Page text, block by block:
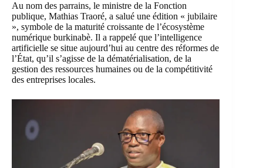
Au nom des parrains, le ministre de la Fonction
publique, Mathias Traoré, a salué une édition « jubilaire
», symbole de la maturité croissante de l’écosystème
numérique burkinabè. Il a rappelé que l’intelligence
artificielle se situe aujourd’hui au centre des réformes de
l’État, qu’il s’agisse de la dématérialisation, de la
gestion des ressources humaines ou de la compétitivité
des entreprises locales.